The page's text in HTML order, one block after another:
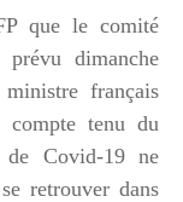
que le comité
prévu dimanche
français
compte tenu du
de Covid-19 ne
retrouver dans